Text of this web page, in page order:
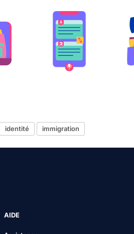
identité immigration
AIDE